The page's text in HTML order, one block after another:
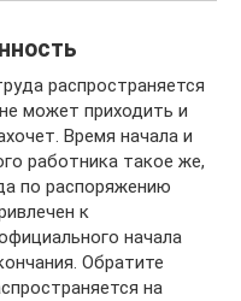
распространяется
может приходить и
Время начала и
работника такое же,
по распоряжению
к
начала
Обратите
на